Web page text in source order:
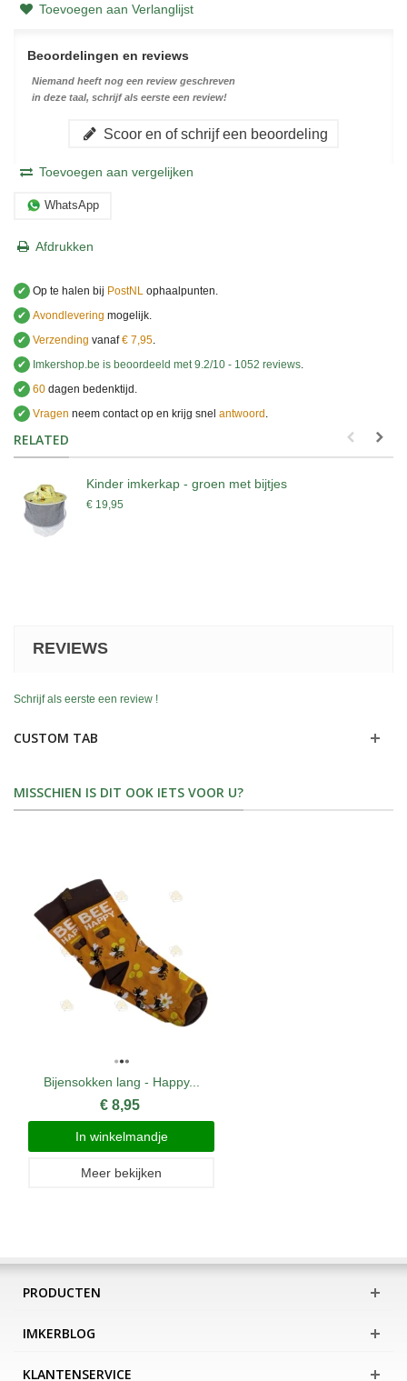
Toevoegen aan Verlanglijst
Beoordelingen en reviews
Niemand heeft nog een review geschreven
in deze taal, schrijf als eerste een review!
Scoor en of schrijf een beoordeling
Toevoegen aan vergelijken
WhatsApp
Afdrukken
✔ Op te halen bij PostNL ophaalpunten.
✔ Avondlevering mogelijk.
✔ Verzending vanaf€ 7,95
✔
Imkershop.be is beoordeeld met 9.2/10 - 1052 reviews
✔ 60 dagen bedenktijd.
✔ Vragen neem contact op en krijg snel antwoord
RELATED
Kinder imkerkap - groen met bijtjes
€ 19,95
REVIEWS
Schrijf als eerste een review !
CUSTOM TAB
MISSCHIEN IS DIT OOK IETS VOOR U?
Bijensokken lang - Happy...
€ 8,95
In winkelmandje
Meer bekijken
PRODUCTEN
IMKERBLOG
KLANTENSERVICE